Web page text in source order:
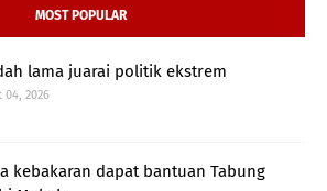
MOST POPULAR
lama juarai politik ekstrem
04, 2026
kebakaran dapat bantuan Tabung